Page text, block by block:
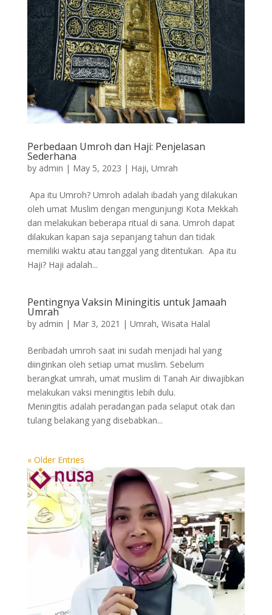
Perbedaan Umroh dan Haji: Penjelasan
Sederhana
by admin | May 5, 2023 | Haji, Umrah
Apa itu Umroh? Umroh adalah ibadah yang dilakukan
oleh umat Muslim dengan mengunjungi Kota Mekkah
dan melakukan beberapa ritual di sana. Umroh dapat
dilakukan kapan saja sepanjang tahun dan tidak
memiliki waktu atau tanggal yang ditentukan. Apa itu
Haji? Haji adalah...
Pentingnya Vaksin Miningitis untuk Jamaah
Umrah
by admin | Mar 3, 2021 | Umrah, Wisata Halal
Beribadah umroh saat ini sudah menjadi hal yang
diinginkan oleh setiap umat muslim. Sebelum
berangkat umrah, umat muslim di Tanah Air diwajibkan
melakukan vaksi meningitis lebih dulu.
Meningitis adalah peradangan pada selaput otak dan
tulang belakang yang disebabkan...
« Older Entries